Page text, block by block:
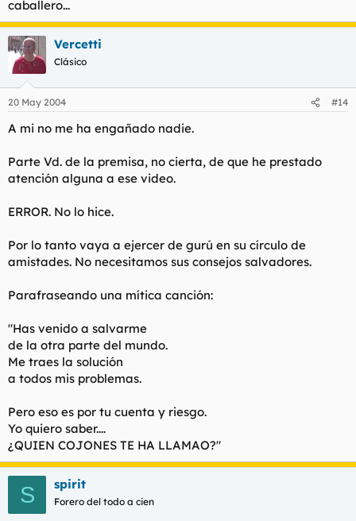
sustituto de Nina.
caballero...
Vercetti
Clásico
20 May 2004 #14
A mi no me ha engañado nadie.
Parte Vd. de la premisa, no cierta, de que he prestado
atención alguna a ese video.
ERROR. No lo hice.
Por lo tanto vaya a ejercer de gurú en su círculo de
amistades. No necesitamos sus consejos salvadores.
Parafraseando una mítica canción:
"Has venido a salvarme
de la otra parte del mundo.
Me traes la solución
a todos mis problemas.
Pero eso es por tu cuenta y riesgo.
Yo quiero saber....
¿QUIEN COJONES TE HA LLAMAO?"
S spirit
Forero del todo a cien